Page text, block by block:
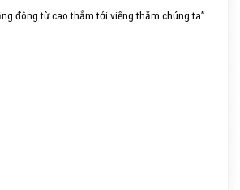
đông từ cao thẳm tới viếng thăm chúng ta”. ...